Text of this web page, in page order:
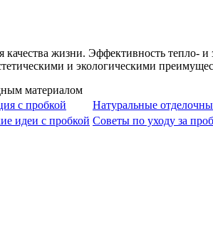
жизни. Эффективность тепло- и
и экологическими
с пробкой
Натуральные
идеи с пробкой Советы по уходу за